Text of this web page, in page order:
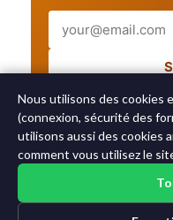
Email
Recevez aussi les
Nous utilisons des cookies
(connexion, sécurité des
utilisons aussi des cookies
comment vous utilisez le